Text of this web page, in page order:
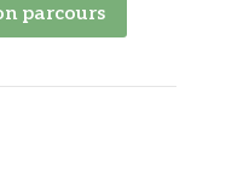
parcours